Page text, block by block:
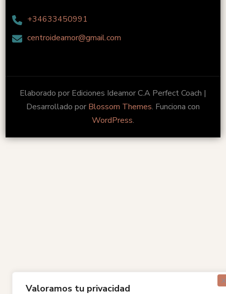
Valoramos tu privacidad
+34633450991
centroideamor@gmail.com
Elaborado por Ediciones Ideamor C.A Perfect Coach |
Desarrollado por Blossom Themes. Funciona con
WordPress.